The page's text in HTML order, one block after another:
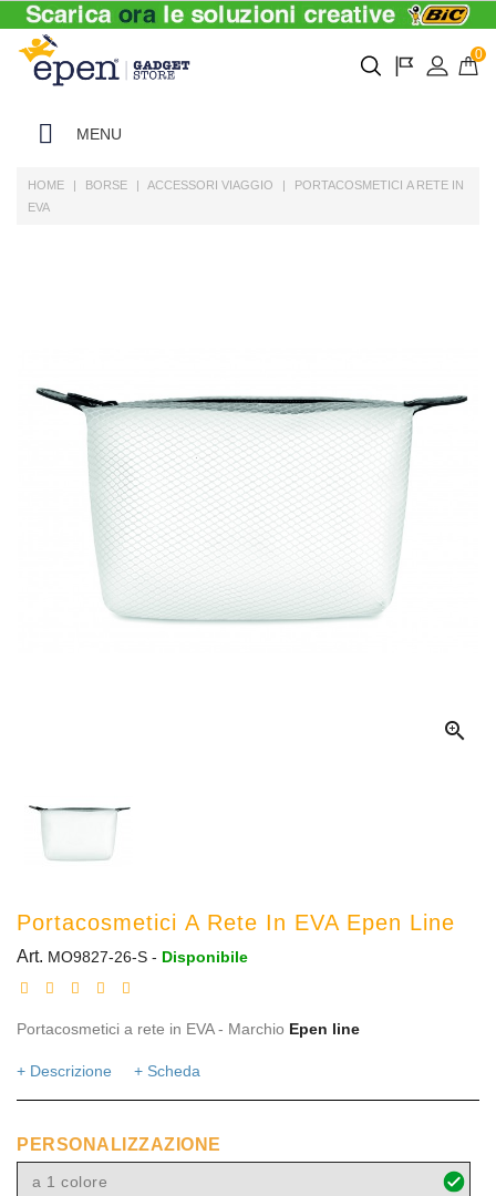
0
MENU
HOME BORSE ACCESSORI VIAGGIO
PORTACOSMETICI A RETE IN
EVA

Portacosmetici A Rete In EVA Epen Line
Art. MO9827-26-S - Disponibile
Portacosmetici a rete in EVA - Marchio Epen line
+ Descrizione + Scheda
PERSONALIZZAZIONE
a 1 colore